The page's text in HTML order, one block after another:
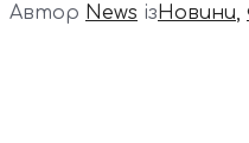
Автор News ізНовини,